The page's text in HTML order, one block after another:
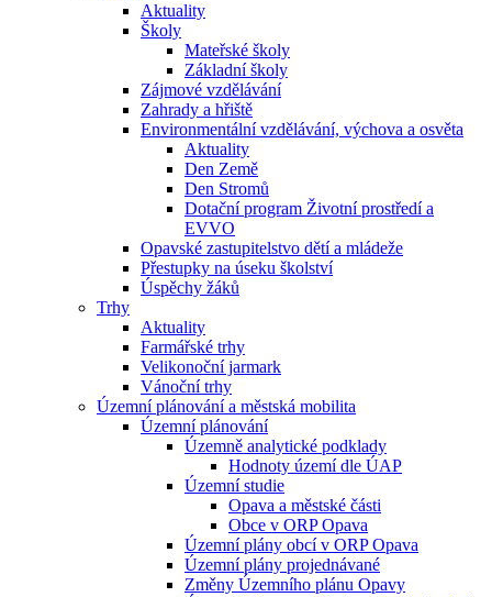
Aktuality
Školy
Mateřské školy
Základní školy
Zájmové vzdělávání
Zahrady a hřiště
Environmentální vzdělávání, výchova a osvěta
Aktuality
Den Země
Den Stromů
Dotační program Životní prostředí a
EVVO
Opavské zastupitelstvo dětí a mládeže
Přestupky na úseku školství
Úspěchy žáků
Trhy
Aktuality
Farmářské trhy
Velikonoční jarmark
Vánoční trhy
Územní plánování a městská mobilita
Územní plánování
Územně analytické podklady
Hodnoty území dle ÚAP
Územní studie
Opava a městské části
Obce v ORP Opava
Územní plány obcí v ORP Opava
Územní plány projednávané
Změny Územního plánu Opavy